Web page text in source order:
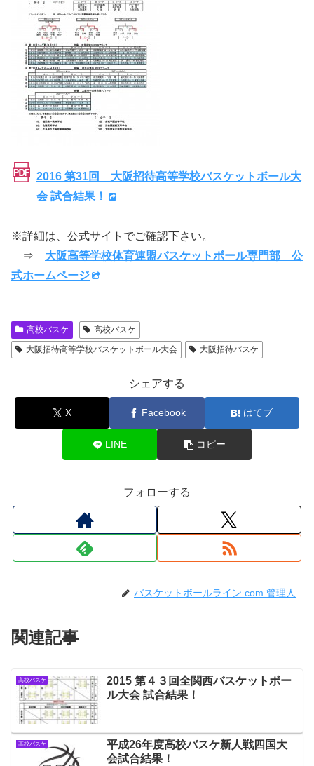
2016 第31回 大阪招待高等学校バスケットボール大
会 試合結果！
※詳細は、公式サイトでご確認下さい。
⇒ 大阪高等学校体育連盟バスケットボール専門部 公
式ホームページ
高校バスケ
高校バスケ
大阪招待高等学校バスケットボール大会
大阪招待バスケ
シェアする
X Facebook はてブ
LINE コピー
フォローする
バスケットボールライン.com 管理人
関連記事
高校バスケ
2015 第４３回全関西バスケットボー
ル大会 試合結果！
高校バスケ
平成26年度高校バスケ新人戦四国大
会試合結果！